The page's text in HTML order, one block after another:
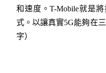
和速度。T-Mobile就是
式。以讓真實5G能夠在
字）